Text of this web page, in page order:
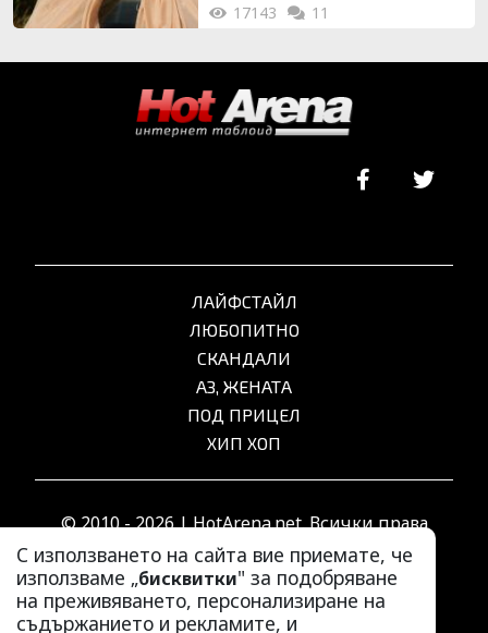
17143 11
С използването на сайта вие приемате, че
използваме „бисквитки" за подобряване
на преживяването, персонализиране на
съдържанието и рекламите, и
ЛАЙФСТАЙЛ
ЛЮБОПИТНО
СКАНДАЛИ
АЗ, ЖЕНАТА
ПОД ПРИЦЕЛ
ХИП ХОП
© 2010 - 2026 | HotArena.net. Всички права
запазени.
РЕКЛАМА